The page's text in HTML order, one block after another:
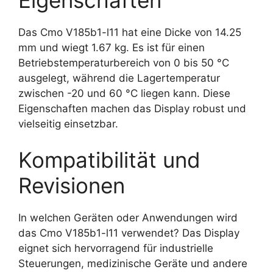
Das Cmo V185b1-l11 hat eine Dicke von 14.25
mm und wiegt 1.67 kg. Es ist für einen
Betriebstemperaturbereich von 0 bis 50 °C
ausgelegt, während die Lagertemperatur
zwischen -20 und 60 °C liegen kann. Diese
Eigenschaften machen das Display robust und
vielseitig einsetzbar.
Kompatibilität und
Revisionen
In welchen Geräten oder Anwendungen wird
das Cmo V185b1-l11 verwendet? Das Display
eignet sich hervorragend für industrielle
Steuerungen, medizinische Geräte und andere